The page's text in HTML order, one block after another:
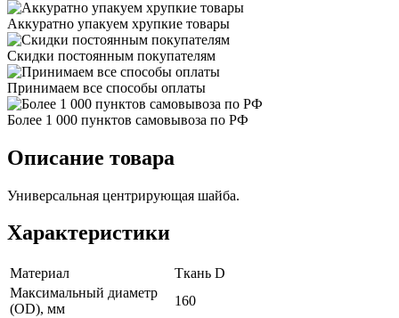
Аккуратно упакуем хрупкие товары
Скидки постоянным покупателям
Принимаем все способы оплаты
Более 1 000 пунктов самовывоза по РФ
Описание товара
Универсальная центрирующая шайба.
Характеристики
Материал
Ткань D
Максимальный диаметр
(OD), мм
160